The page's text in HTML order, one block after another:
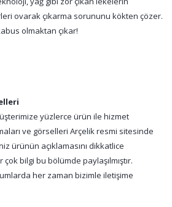
ovarak çıkarma sorununu kökten çözer.
olmaktan çıkar!
yüzlerce ürün ile hizmet
ve görselleri Arçelik resmi sitesinde
ürünün açıklamasını dikkatlice
bilgi bu bölümde paylaşılmıştır.
her zaman bizimle iletişime